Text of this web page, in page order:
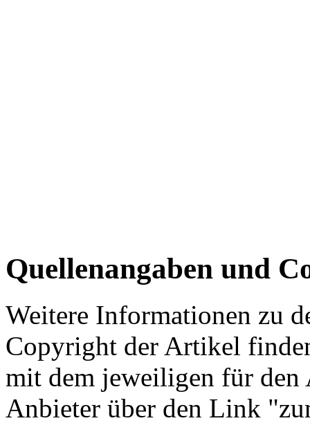
Quellenangaben und
Weitere Informationen zu
Copyright der Artikel
mit dem jeweiligen für
Anbieter über den Link